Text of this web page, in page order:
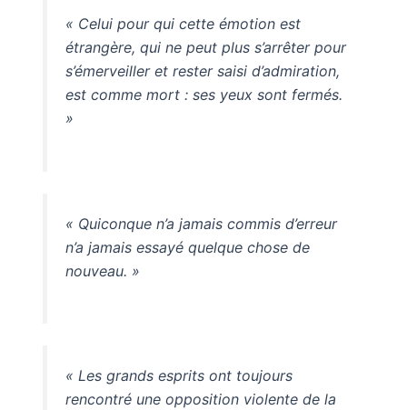
« Celui pour qui cette émotion est
étrangère, qui ne peut plus s’arrêter pour
s’émerveiller et rester saisi d’admiration,
est comme mort : ses yeux sont fermés.
»
« Quiconque n’a jamais commis d’erreur
n’a jamais essayé quelque chose de
nouveau. »
« Les grands esprits ont toujours
rencontré une opposition violente de la